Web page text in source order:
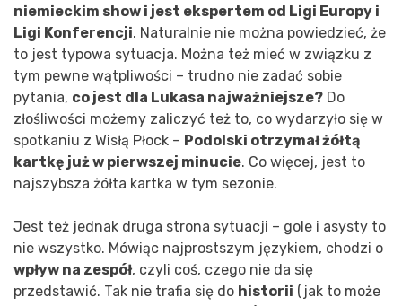
niemieckim show i jest ekspertem od Ligi Europy i
Ligi Konferencji. Naturalnie nie można powiedzieć, że
to jest typowa sytuacja. Można też mieć w związku z
tym pewne wątpliwości – trudno nie zadać sobie
pytania, co jest dla Lukasa najważniejsze? Do
złośliwości możemy zaliczyć też to, co wydarzyło się w
spotkaniu z Wisłą Płock – Podolski otrzymał żółtą
kartkę już w pierwszej minucie. Co więcej, jest to
najszybsza żółta kartka w tym sezonie.
Jest też jednak druga strona sytuacji – gole i asysty to
nie wszystko. Mówiąc najprostszym językiem, chodzi o
wpływ na zespół, czyli coś, czego nie da się
przedstawić. Tak nie trafia się do historii (jak to może